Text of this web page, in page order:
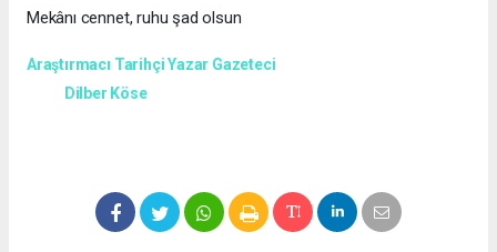
Mekânı cennet, ruhu şad olsun
Araştırmacı Tarihçi Yazar Gazeteci
Dilber Köse